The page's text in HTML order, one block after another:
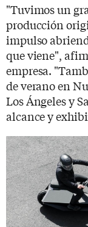
"Tuvimos un
producción
impulso
que viene",
empresa.
de verano en
Los Ángeles y
alcance y